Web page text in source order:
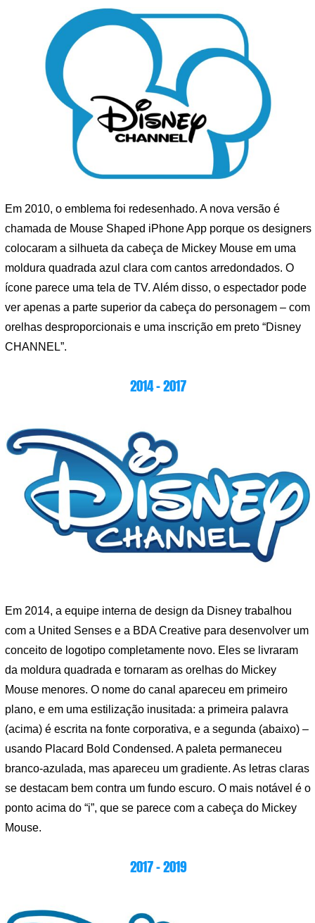
Em 2010, o emblema foi redesenhado. A nova versão é
chamada de Mouse Shaped iPhone App porque os designers
colocaram a silhueta da cabeça de Mickey Mouse em uma
moldura quadrada azul clara com cantos arredondados. O
ícone parece uma tela de TV. Além disso, o espectador pode
ver apenas a parte superior da cabeça do personagem – com
orelhas desproporcionais e uma inscrição em preto “Disney
CHANNEL”.
2014 – 2017
Em 2014, a equipe interna de design da Disney trabalhou
com a United Senses e a BDA Creative para desenvolver um
conceito de logotipo completamente novo. Eles se livraram
da moldura quadrada e tornaram as orelhas do Mickey
Mouse menores. O nome do canal apareceu em primeiro
plano, e em uma estilização inusitada: a primeira palavra
(acima) é escrita na fonte corporativa, e a segunda (abaixo) –
usando Placard Bold Condensed. A paleta permaneceu
branco-azulada, mas apareceu um gradiente. As letras claras
se destacam bem contra um fundo escuro. O mais notável é o
ponto acima do “i”, que se parece com a cabeça do Mickey
Mouse.
2017 – 2019